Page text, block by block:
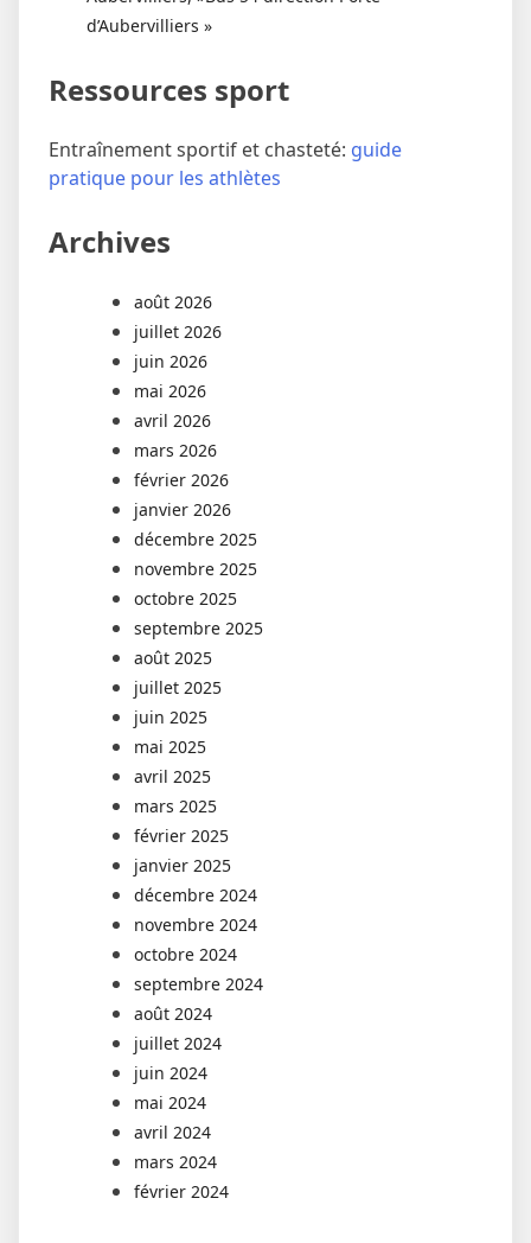
d’Aubervilliers »
Ressources sport
Entraînement sportif et chasteté: guide
pratique pour les athlètes
Archives
août 2026
juillet 2026
juin 2026
mai 2026
avril 2026
mars 2026
février 2026
janvier 2026
décembre 2025
novembre 2025
octobre 2025
septembre 2025
août 2025
juillet 2025
juin 2025
mai 2025
avril 2025
mars 2025
février 2025
janvier 2025
décembre 2024
novembre 2024
octobre 2024
septembre 2024
août 2024
juillet 2024
juin 2024
mai 2024
avril 2024
mars 2024
février 2024